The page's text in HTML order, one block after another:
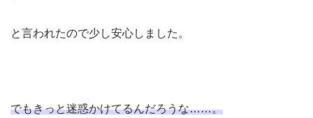
と言われたので少し安心しました。
でもきっと迷惑かけてるんだろうな……。